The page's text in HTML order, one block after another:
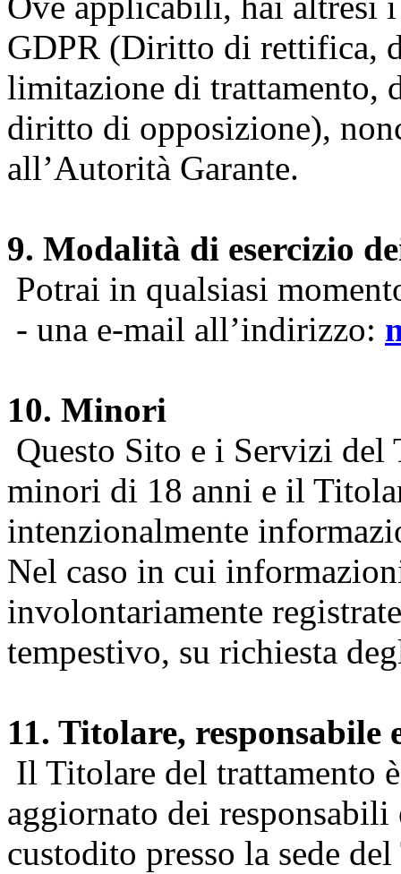
GDPR (Diritto di rettifica,
limitazione di trattamento,
diritto di opposizione),
all’Autorità Garante.
9. Modalità di esercizio
Potrai in qualsiasi
- una e-mail all’indirizzo:
10. Minori
Questo Sito e i Servizi del
minori di 18 anni e il
intenzionalmente
Nel caso in cui
involontariamente
tempestivo, su richiesta
11. Titolare, responsabile
Il Titolare del trattamento
aggiornato dei
custodito presso la sede